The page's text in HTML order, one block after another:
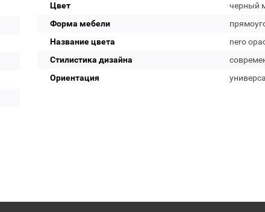
Цвет
черный
Форма мебели
Название цвета
nero
Стилистика дизайна
Ориентация